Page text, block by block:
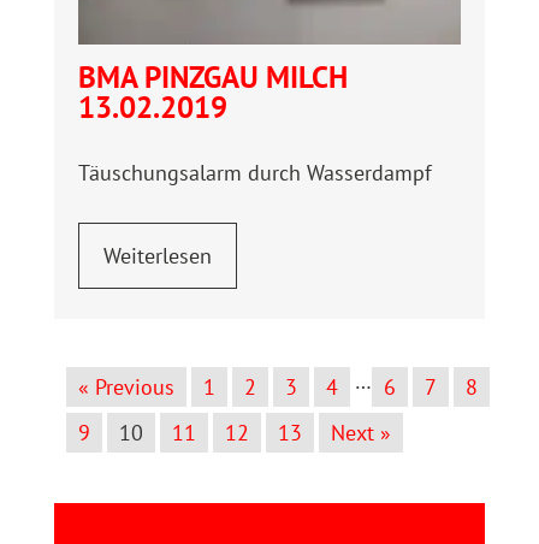
BMA PINZGAU MILCH
13.02.2019
Täuschungsalarm durch Wasserdampf
Weiterlesen
« Previous 1 2 3 4 … 6 7
8
9
10 11 12 13 Next »